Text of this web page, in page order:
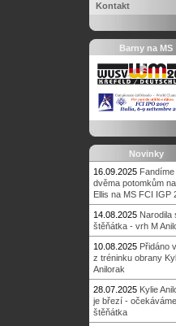
Kontakt
Barny na MS
Novinky
16.09.2025 Fandíme
dvěma potomkům
Ellis na MS FCI IGP
14.08.2025 Narodila
štěňátka - vrh M
10.08.2025 Přidáno
z tréninku obrany
Anilorak
28.07.2025 Kylie
je březí - očekáváme
štěňátka